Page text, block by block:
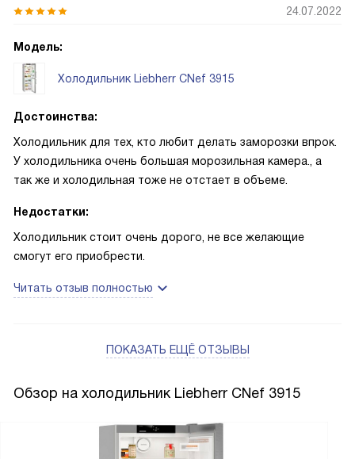
24.07.2022
Модель:
Холодильник Liebherr CNef 3915
Достоинства:
Холодильник для тех, кто любит делать заморозки впрок.
У холодильника очень большая морозильная камера., а
так же и холодильная тоже не отстает в объеме.
Недостатки:
Холодильник стоит очень дорого, не все желающие
смогут его приобрести.
Читать отзыв полностью
ПОКАЗАТЬ ЕЩЁ ОТЗЫВЫ
Обзор на холодильник Liebherr CNef 3915